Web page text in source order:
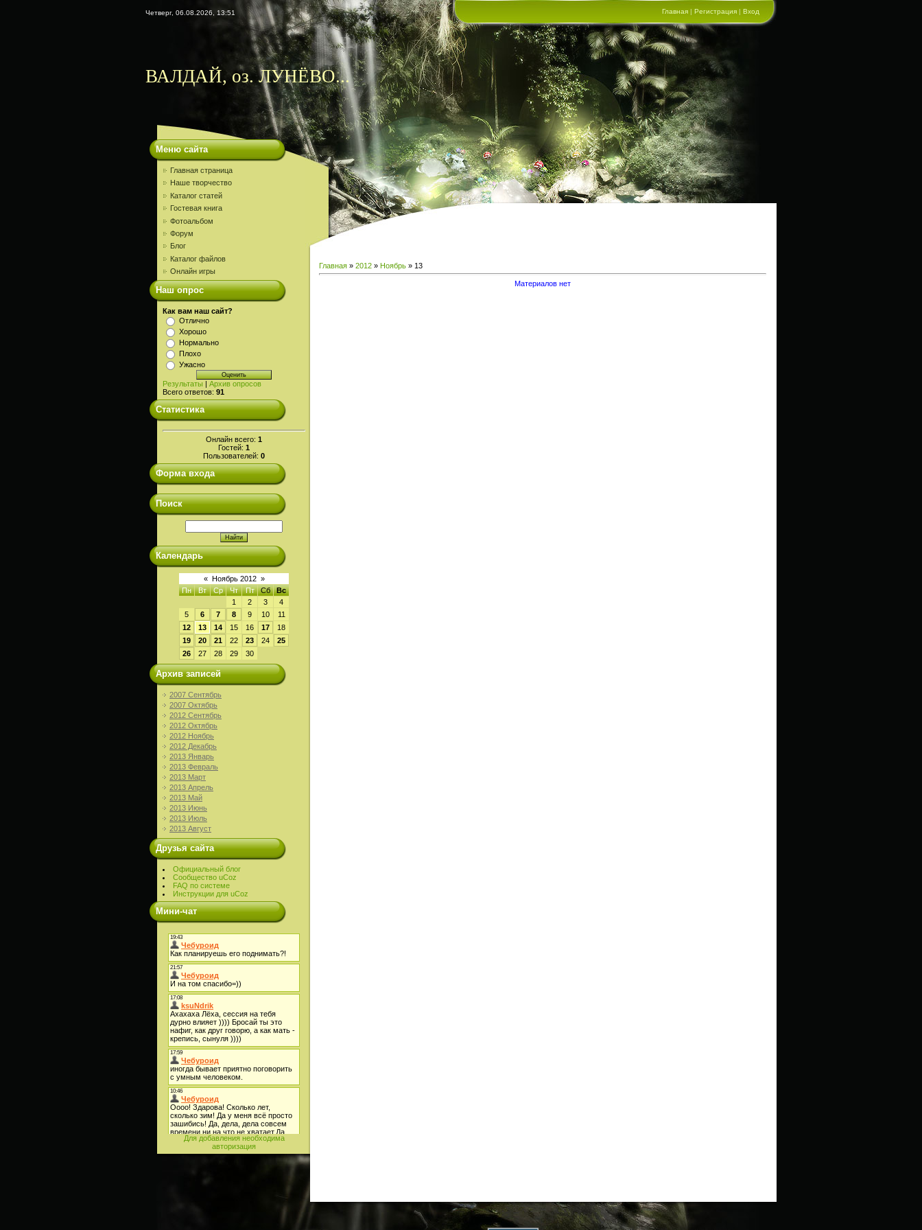
Четверг, 06.08.2026, 13:51 Главная | Регистрация | Вход
ВАЛДАЙ, оз. ЛУНЁВО...
Меню сайта
Главная страница
Наше творчество
Каталог статей
Гостевая книга
Фотоальбом
Форум
Блог
Каталог файлов
Онлайн игры
Наш опрос
Как вам наш сайт?
Отлично
Хорошо
Нормально
Плохо
Ужасно
Результаты | Архив опросов
Всего ответов: 91
Статистика
Онлайн всего: 1
Гостей: 1
Пользователей: 0
Форма входа
Поиск
Календарь
« Ноябрь 2012 »
Пн
Вт Ср Чт Пт Сб
Вс
1
2 3
4
5
6 7 8 9 10
11
12
13 14 15 16 17
18
19
20 21 22 23 24
25
26
27 28 29 30
Архив записей
2007 Сентябрь
2007 Октябрь
2012 Сентябрь
2012 Октябрь
2012 Ноябрь
2012 Декабрь
2013 Январь
2013 Февраль
2013 Март
2013 Апрель
2013 Май
2013 Июнь
2013 Июль
2013 Август
Друзья сайта
Официальный блог
Сообщество uCoz
FAQ по системе
Инструкции для uCoz
Мини-чат
Для добавления необходима
авторизация
Главная » 2012 » Ноябрь » 13
Материалов нет